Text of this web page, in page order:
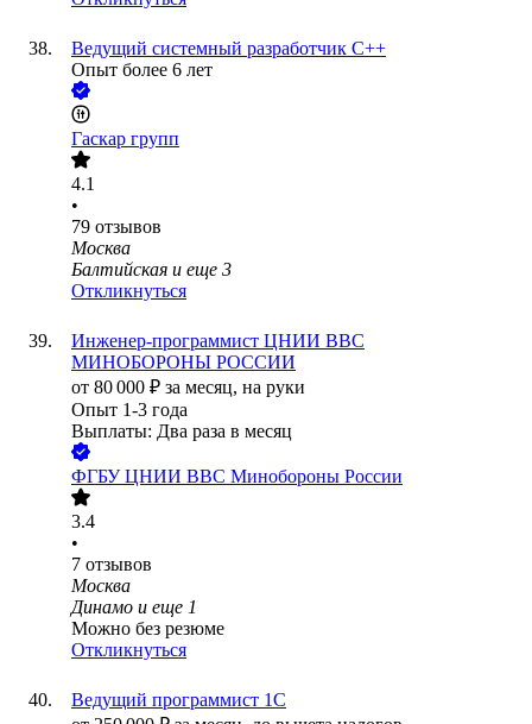
Ведущий системный разработчик С++
Опыт более 6 лет
Гаскар групп
4.1
•
79 отзывов
Москва
Балтийская и еще 3
Откликнуться
Инженер-программист ЦНИИ ВВС
МИНОБОРОНЫ РОССИИ
от 80 000 ₽ за месяц, на руки
Опыт 1-3 года
Выплаты: Два раза в месяц
ФГБУ ЦНИИ ВВС Минобороны России
3.4
•
7 отзывов
Москва
Динамо и еще 1
Можно без резюме
Откликнуться
Ведущий программист 1C